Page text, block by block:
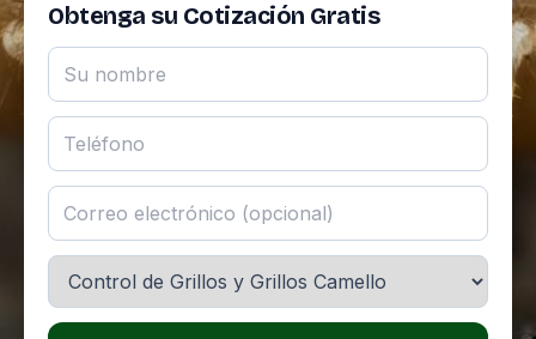
Obtenga su Cotización Gratis